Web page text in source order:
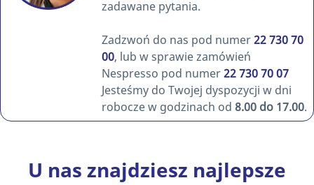
zadawane pytania.
Zadzwoń do nas pod numer22 730 70
00, lub w sprawie zamówień
Nespresso pod numer22 730 70 07
Jesteśmy do Twojej dyspozycji w dni
robocze w godzinach od 8.00 do 17.00.
U nas znajdziesz najlepsze